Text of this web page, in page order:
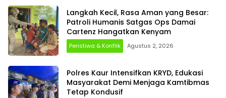
Langkah Kecil, Rasa Aman yang Besar:
Patroli Humanis Satgas Ops Damai
Cartenz Hangatkan Kenyam
Peristiwa & Konflik Agustus 2, 2026
Polres Kaur Intensifkan KRYD, Edukasi
Masyarakat Demi Menjaga Kamtibmas
Tetap Kondusif